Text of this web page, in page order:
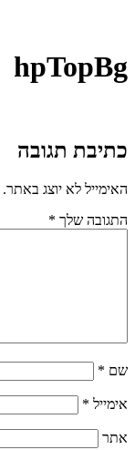
hpTopBg
כתיבת תגובה
האימייל לא יוצג באתר.
התגובה שלך *
שם *
אימייל *
אתר